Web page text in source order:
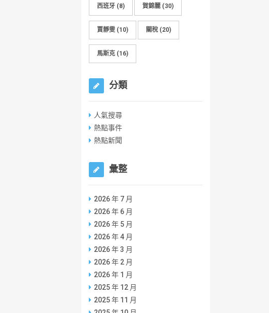
西班牙 (8) 賀錦麗 (30)
賈靜雯 (10) 關稅 (20)
馬斯克 (16)
分類
人氣搜尋
熱點事件
熱點新聞
彙整
2026 年 7 月
2026 年 6 月
2026 年 5 月
2026 年 4 月
2026 年 3 月
2026 年 2 月
2026 年 1 月
2025 年 12 月
2025 年 11 月